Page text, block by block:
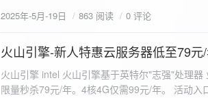
border-radius: 4px; background-color: #f9f9f9; font-size: 16px; color: #333; min-height: 40px; } /* 错误
或成功的提示信息样式 */ .result.success { border-color: #28a745; background-color: #e9f7e8; }
image { margin-top: 20px; max-width: 100%; height: auto; border-radius: 4px; border: 1px solid #ddd; }
</style> </head> <body> <div class="container"> <h2>图片上传-双虹云</h2> <form id="uploadForm">
<input type="file" id="fileInput" name="file" accept="image/*"
2025年-5月-19日 863 阅读 0 评论
2025-3-24
火山引擎-新人特惠云服务器低至79元
火山引擎 intel 火山引擎基于英特尔"志强"处理
限量秒杀79元/年。4核4G仅需99元/年。 活动